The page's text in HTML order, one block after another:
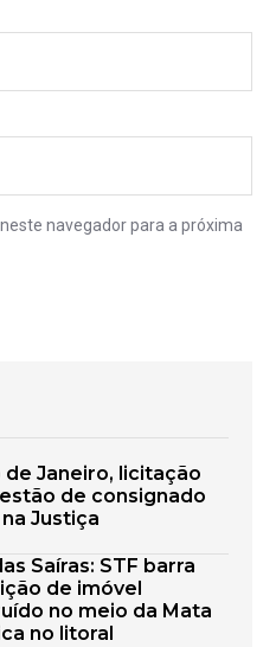
navegador para a próxima
de Janeiro, licitação
de consignado
Justiça
Saíras: STF barra
de imóvel
no meio da Mata
no litoral